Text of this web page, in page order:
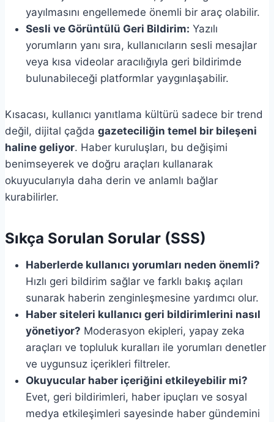
yayılmasını engellemede önemli bir araç olabilir.
Sesli ve Görüntülü Geri Bildirim: Yazılı
yorumların yanı sıra, kullanıcıların sesli mesajlar
veya kısa videolar aracılığıyla geri bildirimde
bulunabileceği platformlar yaygınlaşabilir.
Kısacası, kullanıcı yanıtlama kültürü sadece bir trend
değil, dijital çağda gazeteciliğin temel bir bileşeni
haline geliyor. Haber kuruluşları, bu değişimi
benimseyerek ve doğru araçları kullanarak
okuyucularıyla daha derin ve anlamlı bağlar
kurabilirler.
Sıkça Sorulan Sorular (SSS)
Haberlerde kullanıcı yorumları neden önemli?
Hızlı geri bildirim sağlar ve farklı bakış açıları
sunarak haberin zenginleşmesine yardımcı olur.
Haber siteleri kullanıcı geri bildirimlerini nasıl
yönetiyor? Moderasyon ekipleri, yapay zeka
araçları ve topluluk kuralları ile yorumları denetler
ve uygunsuz içerikleri filtreler.
Okuyucular haber içeriğini etkileyebilir mi?
Evet, geri bildirimleri, haber ipuçları ve sosyal
medya etkileşimleri sayesinde haber gündemini